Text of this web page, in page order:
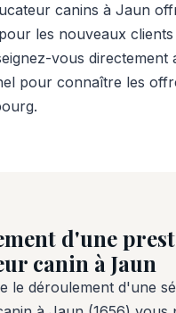
canins à Jaun
les nouveaux clients
vous directement
pour connaître les
d'une
canin à Jaun
le déroulement d'une